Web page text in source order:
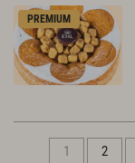
PREMIUM
1 2